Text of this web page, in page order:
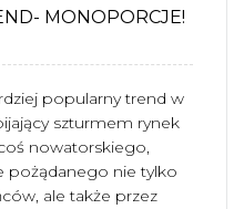
MONOPORCJE!
popularny trend w
szturmem rynek
nowatorskiego,
pożądanego nie tylko
ale także przez